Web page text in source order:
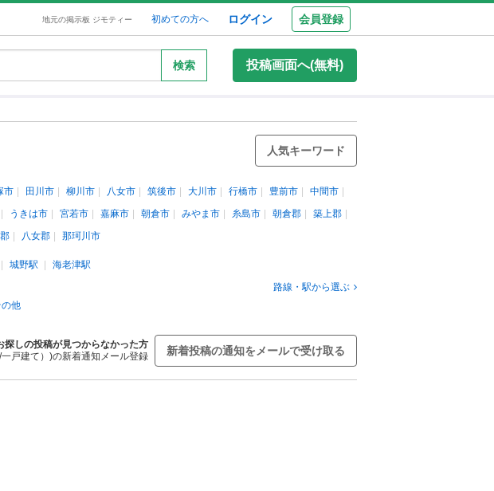
地元の掲示板 ジモティー 初めての方へ ログイン 会員登録
検索 投稿画面へ(無料)
人気キーワード
市 田川市 柳川市 八女市 筑後市 大川市 行橋市 豊前市
中間市
うきは市 宮若市 嘉麻市 朝倉市 みやま市 糸島市 朝倉郡
築上郡
八女郡 那珂川市
城野駅
海老津駅
路線・駅から選ぶ
の他
しの投稿が見つからなかった方
戸建て）)の新着通知メール登録
新着投稿の通知をメールで受け取る